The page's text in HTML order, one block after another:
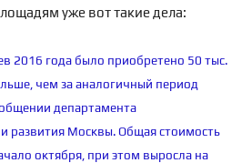
уже вот такие дела:
2016 года было приобретено 50 тыс.
чем за аналогичный период
департамента
развития Москвы. Общая стоимость
октября, при этом выросла на